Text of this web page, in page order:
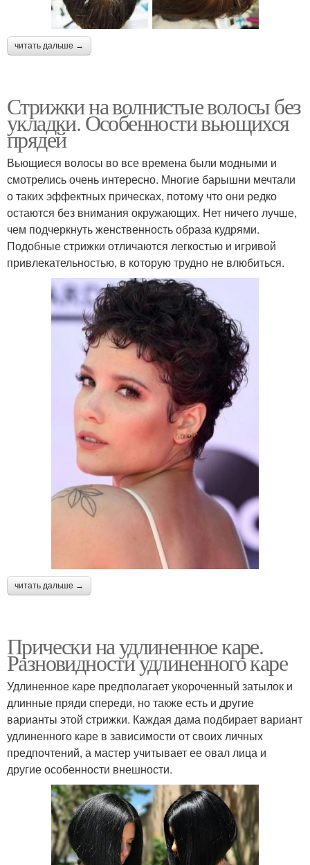
читать дальше →
Стрижки на волнистые волосы без
укладки. Особенности вьющихся
прядей
Вьющиеся волосы во все времена были модными и
смотрелись очень интересно. Многие барышни мечтали
о таких эффектных прическах, потому что они редко
остаются без внимания окружающих. Нет ничего лучше,
чем подчеркнуть женственность образа кудрями.
Подобные стрижки отличаются легкостью и игривой
привлекательностью, в которую трудно не влюбиться.
читать дальше →
Прически на удлиненное каре.
Разновидности удлиненного каре
Удлиненное каре предполагает укороченный затылок и
длинные пряди спереди, но также есть и другие
варианты этой стрижки. Каждая дама подбирает вариант
удлиненного каре в зависимости от своих личных
предпочтений, а мастер учитывает ее овал лица и
другие особенности внешности.